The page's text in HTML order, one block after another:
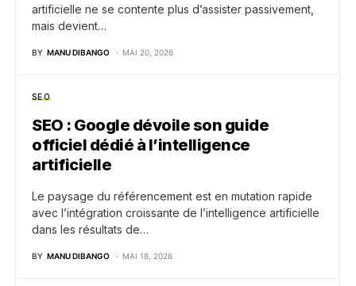
artificielle ne se contente plus d’assister passivement,
mais devient…
BY MANU DIBANGO MAI 20, 2026
SEO
SEO : Google dévoile son guide
officiel dédié à l’intelligence
artificielle
Le paysage du référencement est en mutation rapide
avec l’intégration croissante de l’intelligence artificielle
dans les résultats de…
BY MANU DIBANGO MAI 18, 2026